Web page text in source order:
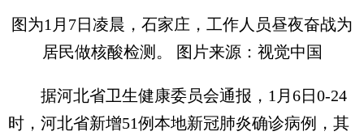
图为1月7日凌晨，石家庄，工作人员昼夜奋战为
居民做核酸检测。 图片来源：视觉中国
据河北省卫生健康委员会通报，1月6日0-24
时，河北省新增51例本地新冠肺炎确诊病例，其